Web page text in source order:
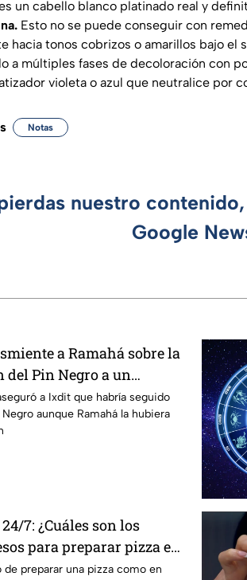
un cabello blanco platinado real y
Esto no se puede conseguir con
hacia tonos cobrizos o amarillos bajo el
a múltiples fases de decoloración con
violeta o azul que neutralice por
Notas
nuestro
Google
a Ramahá sobre la
del Pin Negro a un
las "Divas" en MasterChef
a Ixdit que habría seguido
aunque Ramahá la hubiera
7: ¿Cuáles son los
para preparar pizza en
preparar una pizza como en